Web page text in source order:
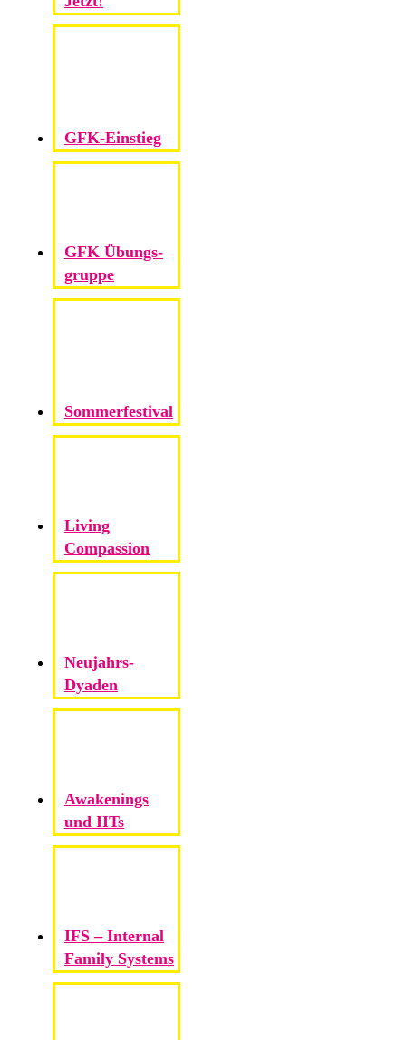
GFK-Einstieg
GFK Übungs­
gruppe
Sommer­festival
Living
Compassion
Neujahrs-
Dyaden
Awakenings
und IITs
IFS – Internal
Family Systems